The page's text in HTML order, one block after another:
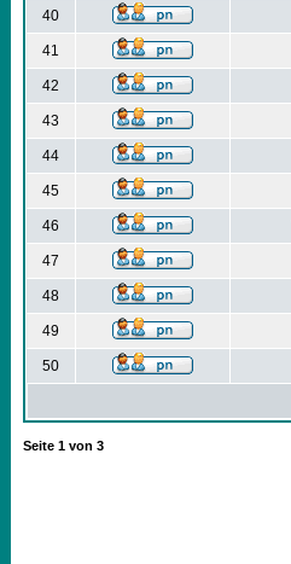
40
41
42
43
44
45
46
47
48
49
50
Seite 1 von 3